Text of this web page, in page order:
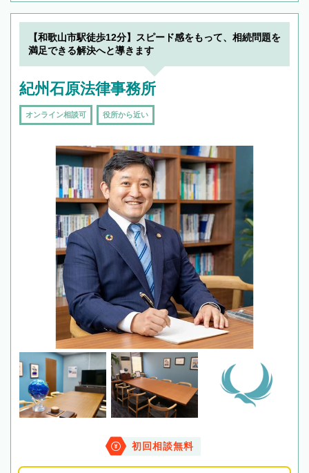
【和歌山市駅徒歩12分】スピード感をもって、相続問題を
満足できる解決へと導きます
紀州石原法律事務所
オンライン相談可 役所から近い
初回相談無料